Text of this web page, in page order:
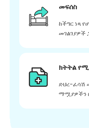
መፍሰስ
ከችግር ነጻ
መገልገያዎች
ክትትል
ድህረ-ፈሳሽ
ማሟያዎችን